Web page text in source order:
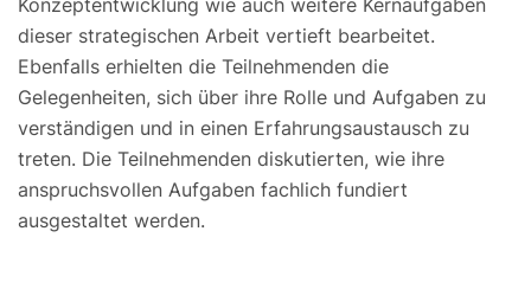
dieser strategischen Arbeit vertieft bearbeitet.
Ebenfalls erhielten die Teilnehmenden die
Gelegenheiten, sich über ihre Rolle und Aufgaben zu
verständigen und in einen Erfahrungsaustausch zu
treten. Die Teilnehmenden diskutierten, wie ihre
anspruchsvollen Aufgaben fachlich fundiert
ausgestaltet werden.